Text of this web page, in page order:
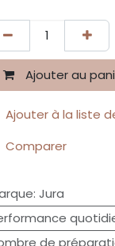
Ajouter au
Ajouter à la liste
Comparer
: Jura
de